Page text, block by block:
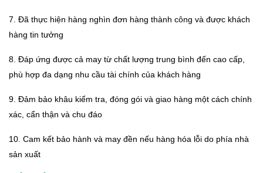
7. Đã thực hiện hàng nghìn đơn hàng thành công và được khách
hàng tin tưởng
8. Đáp ứng được cả may từ chất lượng trung bình đến cao cấp,
phù hợp đa dạng nhu cầu tài chính của khách hàng
9. Đảm bảo khâu kiểm tra, đóng gói và giao hàng một cách chính
xác, cẩn thận và chu đáo
10. Cam kết bảo hành và may đền nếu hàng hóa lỗi do phía nhà
sản xuất